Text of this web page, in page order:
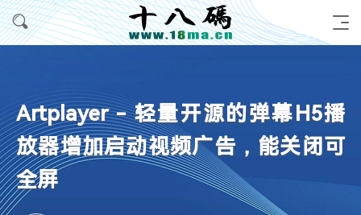
Artplayer - 轻量开源的弹幕H5播
放器增加启动视频广告，能关闭可
全屏